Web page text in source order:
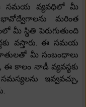
ఈ సమయ వ్యవధిలో మీ
మరింత
మీ స్థితి పెరుగుతుంది
వస్తారు. ఈ సమయ
మీ సంబంధాలు
కాలం నాడీ వ్యవస్థకు
ఇవ్వవచ్చు,